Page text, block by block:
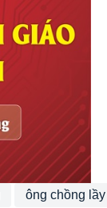
ông chồng lầy